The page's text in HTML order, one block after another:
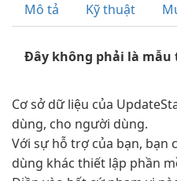
Mô tả Kỹ thuật
Đây không phải là mẫu
Cơ sở dữ liệu của
dùng, cho người dùng.
Với sự hỗ trợ của bạn, bạn
dùng khác thiết lập phần